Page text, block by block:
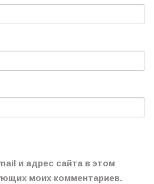
и адрес сайта в этом
моих комментариев.